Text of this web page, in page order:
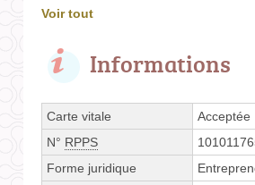
Voir tout
Informations
Carte vitale
Acceptée
N° RPPS
Forme juridique